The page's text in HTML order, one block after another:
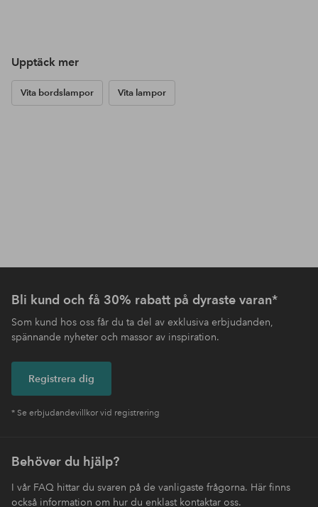
Upptäck mer
Vita bordslampor Vita lampor
Bli kund och få 30% rabatt på dyraste varan*
Som kund hos oss får du ta del av exklusiva erbjudanden,
spännande nyheter och massor av inspiration.
Registrera dig
* Se erbjudandevillkor vid registrering
Behöver du hjälp?
I vår FAQ hittar du svaren på de vanligaste frågorna. Här finns
också information om hur du enklast kontaktar oss.